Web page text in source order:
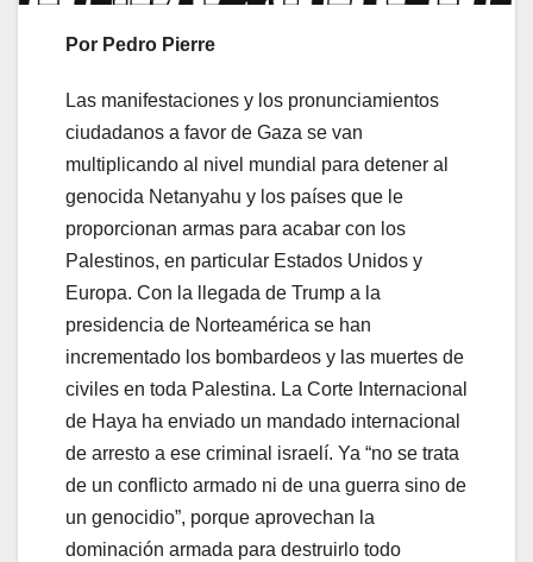
Por Pedro Pierre
Las manifestaciones y los pronunciamientos
ciudadanos a favor de Gaza se van
multiplicando al nivel mundial para detener al
genocida Netanyahu y los países que le
proporcionan armas para acabar con los
Palestinos, en particular Estados Unidos y
Europa. Con la llegada de Trump a la
presidencia de Norteamérica se han
incrementado los bombardeos y las muertes de
civiles en toda Palestina. La Corte Internacional
de Haya ha enviado un mandado internacional
de arresto a ese criminal israelí. Ya “no se trata
de un conflicto armado ni de una guerra sino de
un genocidio”, porque aprovechan la
dominación armada para destruirlo todo